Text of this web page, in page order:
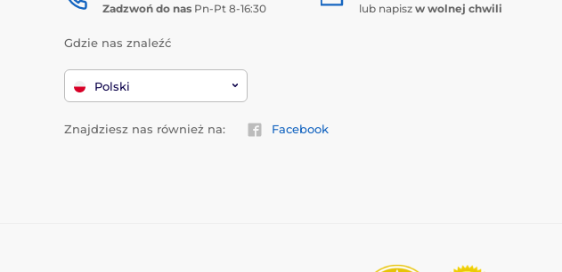
Zadzwoń do nas Pn-Pt 8-16:30 lub napisz w wolnej chwili
Gdzie nas znaleźć
Polski
Znajdziesz nas również na: Facebook